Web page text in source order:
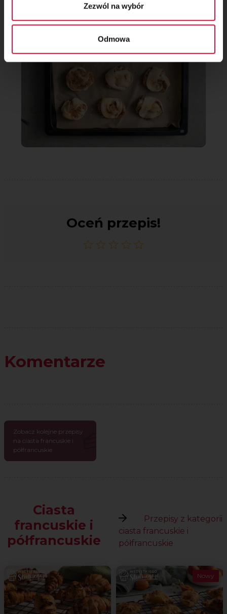
Zezwól na wybór
Odmowa
Oceń przepis!
Komentarze
Zobacz kolejne przepisy
na ciasta francuskie i
półfrancuskie
Ciasta
francuskie i
półfrancuskie
Przepisy z kategorii
ciasta francuskie i
półfrancuskie
Nowy